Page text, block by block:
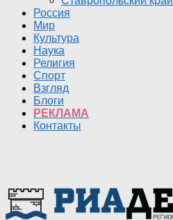
Россия
Мир
Культура
Наука
Религия
Спорт
Взгляд
Блоги
РЕКЛАМА
Контакты